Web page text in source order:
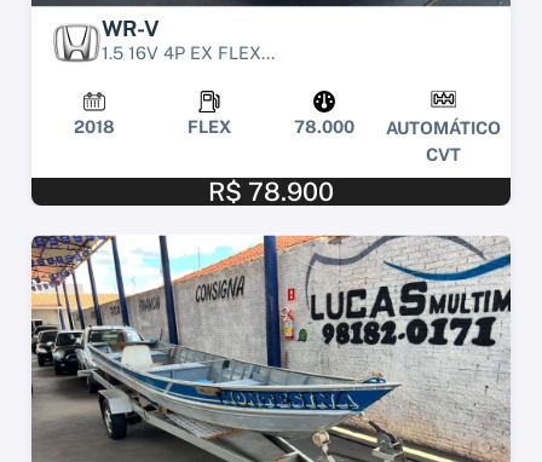
WR-V
1.5 16V 4P EX FLEX...
2018 FLEX 78.000
AUTOMÁTICO
CVT
R$ 78.900